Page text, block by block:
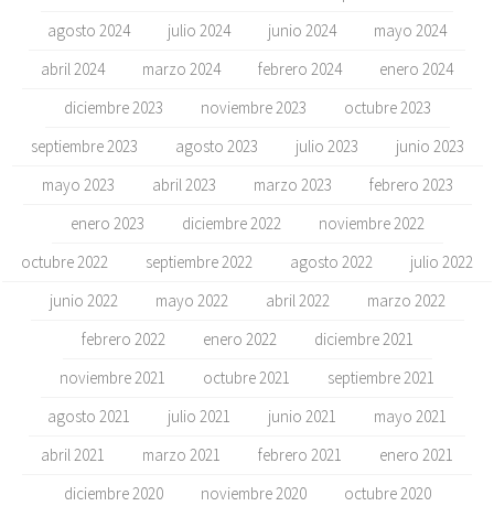
agosto 2024
julio 2024 junio 2024
mayo 2024
abril 2024
marzo 2024 febrero 2024
enero 2024
diciembre 2023
noviembre 2023
octubre 2023
septiembre 2023
agosto 2023 julio 2023
junio 2023
mayo 2023
abril 2023 marzo 2023
febrero 2023
enero 2023
diciembre 2022
noviembre 2022
octubre 2022
septiembre 2022 agosto 2022
julio 2022
junio 2022
mayo 2022 abril 2022
marzo 2022
febrero 2022
enero 2022
diciembre 2021
noviembre 2021
octubre 2021
septiembre 2021
agosto 2021
julio 2021 junio 2021
mayo 2021
abril 2021
marzo 2021 febrero 2021
enero 2021
diciembre 2020
noviembre 2020
octubre 2020